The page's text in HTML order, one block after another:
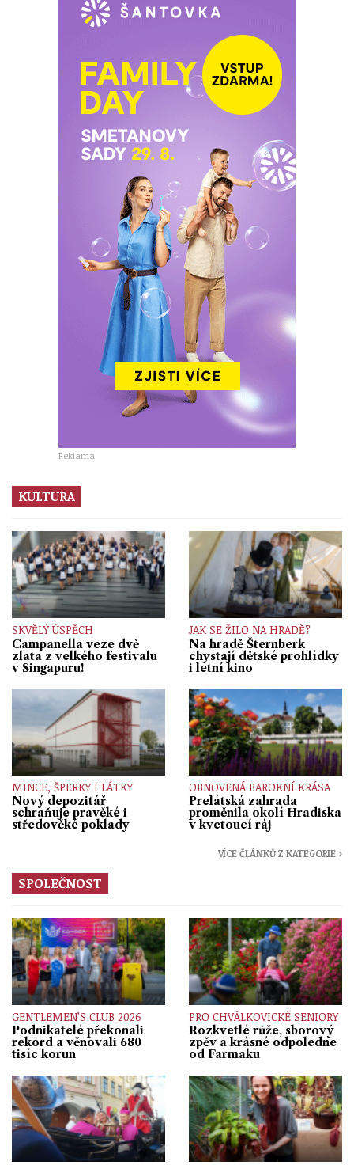
Reklama
KULTURA
SKVĚLÝ ÚSPĚCH
Campanella veze dvě
zlata z velkého festivalu
v Singapuru!
JAK SE ŽILO NA HRADĚ?
Na hradě Šternberk
chystají dětské prohlídky
i letní kino
MINCE, ŠPERKY I LÁTKY
Nový depozitář
schraňuje pravěké i
středověké poklady
OBNOVENÁ BAROKNÍ KRÁSA
Prelátská zahrada
proměnila okolí Hradiska
v kvetoucí ráj
VÍCE ČLÁNKŮ Z KATEGORIE ›
SPOLEČNOST
GENTLEMEN’S CLUB 2026
Podnikatelé překonali
rekord a věnovali 680
tisíc korun
PRO CHVÁLKOVICKÉ SENIORY
Rozkvetlé růže, sborový
zpěv a krásné odpoledne
od Farmaku